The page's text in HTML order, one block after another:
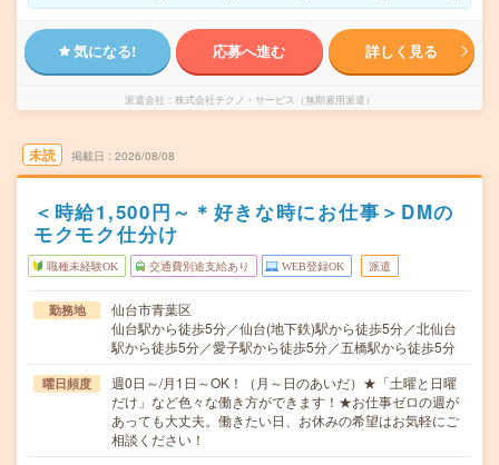
気になる! 応募へ進む 詳しく見る
派遣会社 株式会社テクノ・サービス（無期雇用派遣）
未読 掲載日 2026/08/08
＜時給1,500円～＊好きな時にお仕事＞DMの
モクモク仕分け
職種未経験OK 交通費別途支給あり WEB登録OK 派遣
勤務地
仙台市青葉区
仙台駅から徒歩5分／仙台(地下鉄)駅から徒歩5分／北仙台
駅から徒歩5分／愛子駅から徒歩5分／五橋駅から徒歩5分
曜日頻度
週0日～/月1日～OK！（月～日のあいだ）★「土曜と日曜
だけ」など色々な働き方ができます！★お仕事ゼロの週が
あっても大丈夫。働きたい日、お休みの希望はお気軽にご
相談ください！